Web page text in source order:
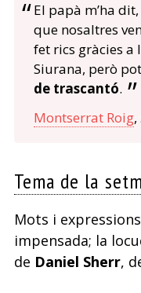
El papà m’ha
que nosaltres
fet rics gràcies a
Siurana, però
de trascantó.
Montserrat Roig,
Tema de la
Mots i
impensada; la
de Daniel Sherr,